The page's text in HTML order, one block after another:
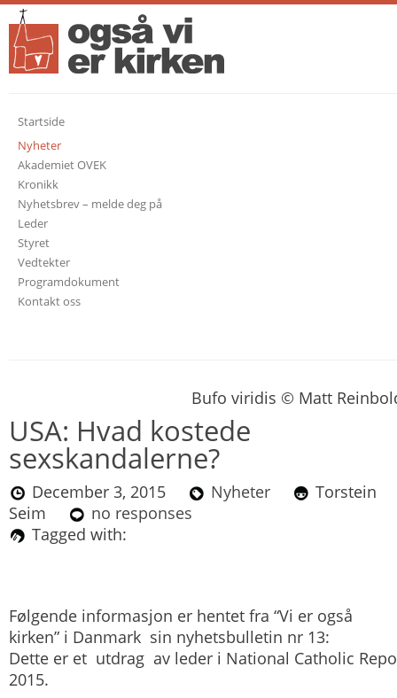
Startside
Nyheter
Akademiet OVEK
Kronikk
Nyhetsbrev – melde deg på
Leder
Styret
Vedtekter
Programdokument
Kontakt oss
Bufo viridis © Matt
USA: Hvad kostede
sexskandalerne?
December 3, 2015 Nyheter
Torstein
Seim
no responses
Tagged with:
Følgende informasjon er hentet fra “Vi er også
kirken” i Danmark sin nyhetsbulletin nr 13:
Dette er et utdrag av leder i National Catholic
2015.